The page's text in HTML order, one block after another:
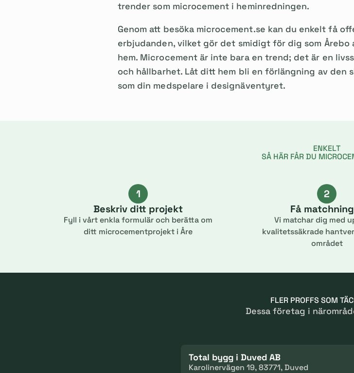
trender som microcement i heminredningen.
Genom att besöka microcement.se kan du enkelt få
erbjudanden, vilket gör det smidigt för dig som
hem. Microcement är inte bara en trend; det är en
och hållbarhet. Låt ditt hem bli en förlängning av den
som din medspelare i designäventyret.
ENKELT
SÅ HÄR FÅR DU
1
Beskriv ditt projekt
Fyll i vårt enkla formulär och berätta om
ditt microcementprojekt i Åre
2
Få
Vi matchar dig med
kvalitetssäkrade
området
FLER PROFFS SOM
Dessa företag i
Total bygg i Duved AB
Karolinervägen 19, 83771, Duved